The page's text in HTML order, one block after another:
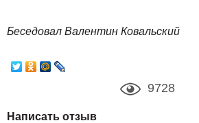
Беседовал Валентин Ковальский
9728
Написать отзыв